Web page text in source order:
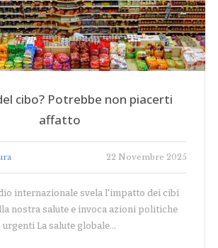
cibo? Potrebbe non piacerti
affatto
22 Novembre 2025
internazionale svela l'impatto dei cibi
nostra salute e invoca azioni politiche
urgenti La salute globale…